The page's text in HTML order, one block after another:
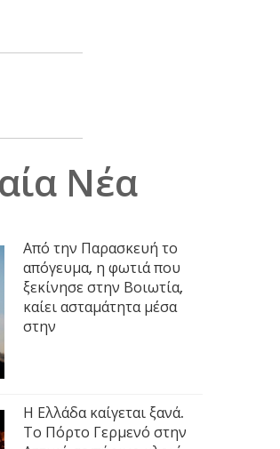
Νέα
Από την Παρασκευή το
απόγευμα, η φωτιά που
ξεκίνησε στην Βοιωτία,
καίει ασταμάτητα μέσα
στην
Η Ελλάδα καίγεται ξανά.
Το Πόρτο Γερμενό στην